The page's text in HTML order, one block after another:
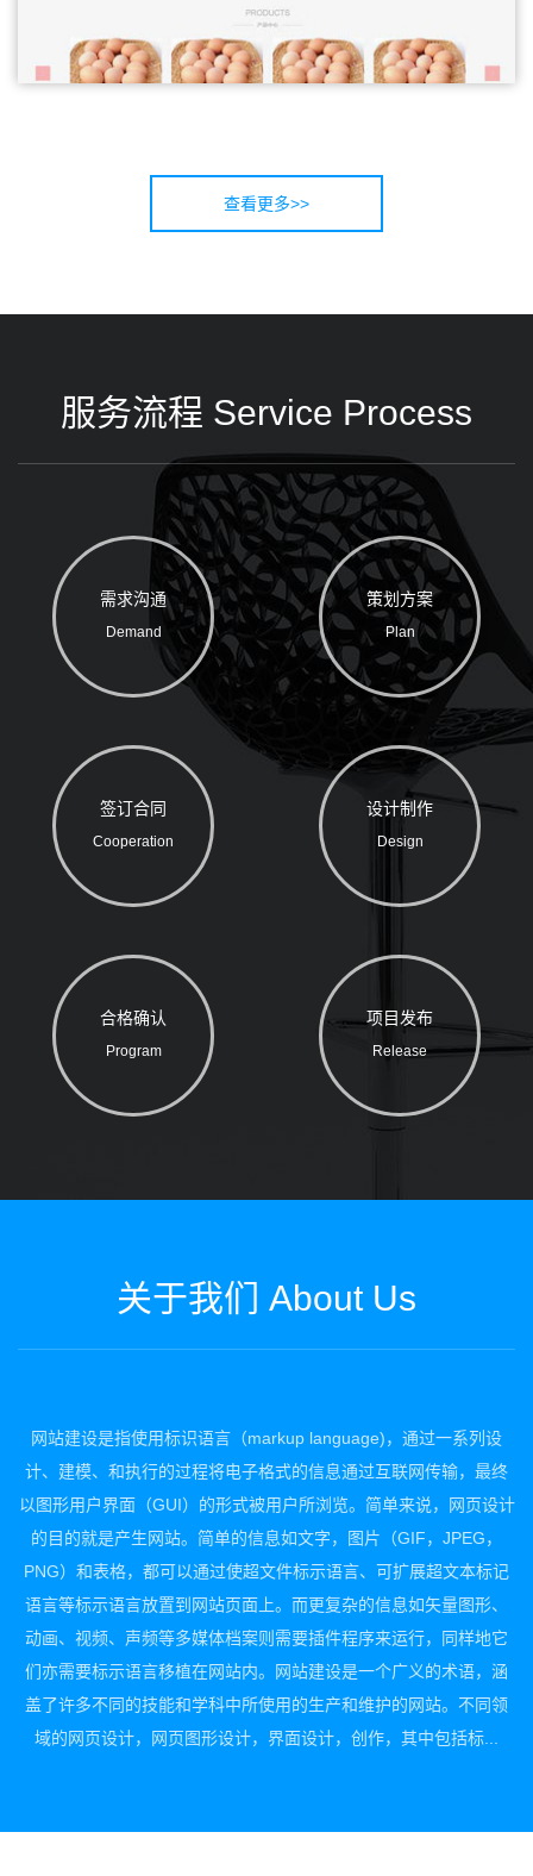
查看更多>>
服务流程 Service Process
需求沟通
Demand
策划方案
Plan
签订合同
Cooperation
设计制作
Design
合格确认
Program
项目发布
Release
关于我们 About Us
网站建设是指使用标识语言（markup language)，通过一系列设
计、建模、和执行的过程将电子格式的信息通过互联网传输，最终
以图形用户界面（GUI）的形式被用户所浏览。简单来说，网页设计
的目的就是产生网站。简单的信息如文字，图片（GIF，JPEG，
PNG）和表格，都可以通过使超文件标示语言、可扩展超文本标记
语言等标示语言放置到网站页面上。而更复杂的信息如矢量图形、
动画、视频、声频等多媒体档案则需要插件程序来运行，同样地它
们亦需要标示语言移植在网站内。网站建设是一个广义的术语，涵
盖了许多不同的技能和学科中所使用的生产和维护的网站。不同领
域的网页设计，网页图形设计，界面设计，创作，其中包括标...